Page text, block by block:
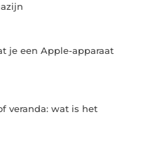
je een Apple-apparaat
veranda: wat is het